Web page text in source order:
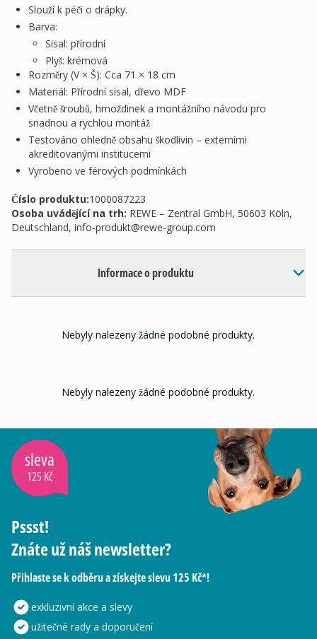
Slouží k péči o drápky.
Barva:
Sisal: přírodní
Plyš: krémová
Rozměry (V × Š): Cca 71 × 18 cm
Materiál: Přírodní sisal, dřevo MDF
Včetně šroubů, hmoždinek a montážního návodu pro
snadnou a rychlou montáž
Testováno ohledně obsahu škodlivin – externími
akreditovanými institucemi
Vyrobeno ve férových podmínkách
Číslo produktu:1000087223
Osoba uvádějící na trh: REWE – Zentral GmbH, 50603 Köln,
Deutschland, info-produkt@rewe-group.com
Informace o produktu
Nebyly nalezeny žádné podobné produkty.
Nebyly nalezeny žádné podobné produkty.
sleva
125 Kč
Pssst!
Znáte už náš newsletter?
Přihlaste se k odběru a získejte slevu 125 Kč*!
exkluzivní akce a slevy
užitečné rady a doporučení